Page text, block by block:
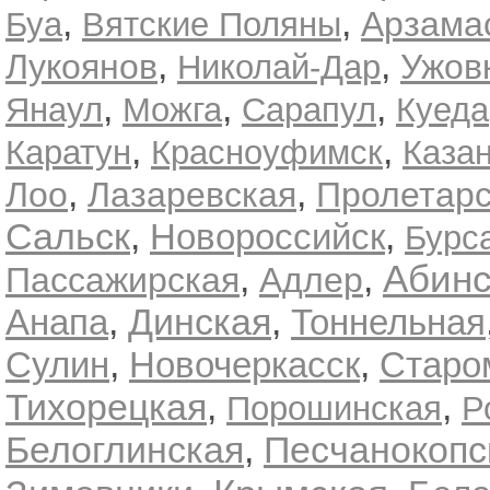
Буа, Вятские Поляны,
Лукоянов, Николай-Дар,
Янаул, Можга, Сарапул, Куеда
Каратун, Красноуфимск,
Лоо, Лазаревская,
Сальск, Новороссийск,
Пассажирская, Адлер,
Анапа, Динская, Тоннельная
Сулин, Новочеркасск,
Тихорецкая, Порошинская,
Белоглинская,